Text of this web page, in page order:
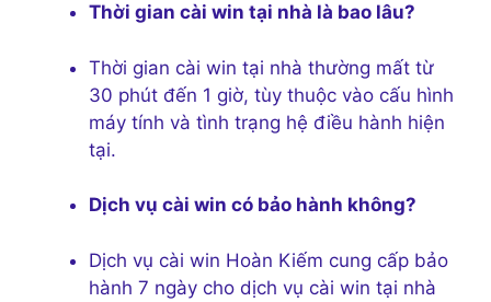
Thời gian cài win tại nhà là bao lâu?
Thời gian cài win tại nhà thường mất từ
30 phút đến 1 giờ, tùy thuộc vào cấu hình
máy tính và tình trạng hệ điều hành hiện
tại.
Dịch vụ cài win có bảo hành không?
Dịch vụ cài win Hoàn Kiếm cung cấp bảo
hành 7 ngày cho dịch vụ cài win tại nhà